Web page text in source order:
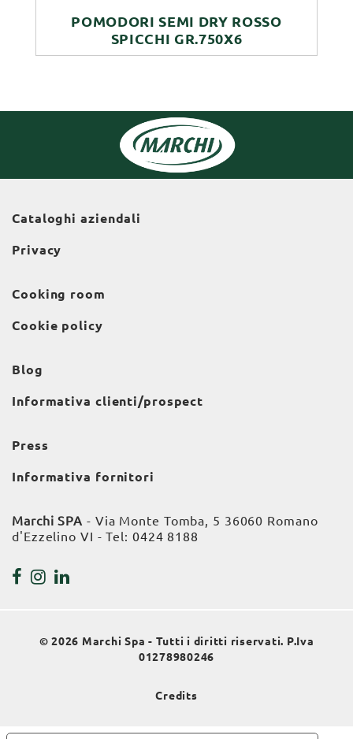
POMODORI SEMI DRY ROSSO
SPICCHI GR.750X6
Cataloghi aziendali
Privacy
Cooking room
Cookie policy
Blog
Informativa clienti/prospect
Press
Informativa fornitori
Marchi SPA - Via Monte Tomba, 5 36060 Romano
d'Ezzelino VI - Tel: 0424 8188
© 2026 Marchi Spa - Tutti i diritti riservati. P.Iva
01278980246
Credits